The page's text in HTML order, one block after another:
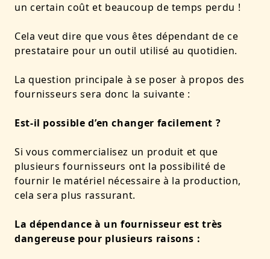
un certain coût et beaucoup de temps perdu !
Cela veut dire que vous êtes dépendant de ce
prestataire pour un outil utilisé au quotidien.
La question principale à se poser à propos des
fournisseurs sera donc la suivante :
Est-il possible d’en changer facilement ?
Si vous commercialisez un produit et que
plusieurs fournisseurs ont la possibilité de
fournir le matériel nécessaire à la production,
cela sera plus rassurant.
La dépendance à un fournisseur est très
dangereuse pour plusieurs raisons :